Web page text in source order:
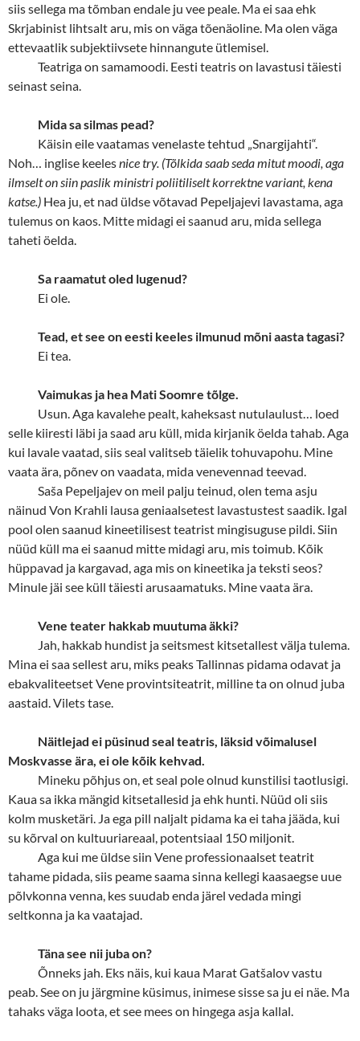
siis sellega ma tõmban endale ju vee peale. Ma ei saa ehk
Skrjabinist lihtsalt aru, mis on väga tõenäoline. Ma olen väga
ettevaatlik subjektiivsete hinnangute ütlemisel.
Teatriga on samamoodi. Eesti teatris on lavastusi täiesti
seinast seina.
Mida sa silmas pead?
Käisin eile vaatamas venelaste tehtud „Snargijahti“.
Noh… inglise keelesnice try. (Tõlkida saab seda mitut moodi, aga
ilmselt on siin paslik ministri poliitiliselt korrektne variant, kena
katse.) Hea ju, et nad üldse võtavad Pepeljajevi lavastama, aga
tulemus on kaos. Mitte midagi ei saanud aru, mida sellega
taheti öelda.
Sa raamatut oled lugenud?
Ei ole.
Tead, et see on eesti keeles ilmunud mõni aasta tagasi?
Ei tea.
Vaimukas ja hea Mati Soomre tõlge.
Usun. Aga kavalehe pealt, kaheksast nutulaulust… loed
selle kiiresti läbi ja saad aru küll, mida kirjanik öelda tahab. Aga
kui lavale vaatad, siis seal valitseb täielik tohuvapohu. Mine
vaata ära, põnev on vaadata, mida venevennad teevad.
Saša Pepeljajev on meil palju teinud, olen tema asju
näinud Von Krahli lausa geniaalsetest lavastustest saadik. Igal
pool olen saanud kineetilisest teatrist mingisuguse pildi. Siin
nüüd küll ma ei saanud mitte midagi aru, mis toimub. Kõik
hüppavad ja kargavad, aga mis on kineetika ja teksti seos?
Minule jäi see küll täiesti arusaamatuks. Mine vaata ära.
Vene teater hakkab muutuma äkki?
Jah, hakkab hundist ja seitsmest kitsetallest välja tulema.
Mina ei saa sellest aru, miks peaks Tallinnas pidama odavat ja
ebakvaliteetset Vene provintsiteatrit, milline ta on olnud juba
aastaid. Vilets tase.
Näitlejad ei püsinud seal teatris, läksid võimalusel
Moskvasse ära, ei ole kõik kehvad.
Mineku põhjus on, et seal pole olnud kunstilisi taotlusigi.
Kaua sa ikka mängid kitsetallesid ja ehk hunti. Nüüd oli siis
kolm musketäri. Ja ega pill naljalt pidama ka ei taha jääda, kui
su kõrval on kultuuriareaal, potentsiaal 150 miljonit.
Aga kui me üldse siin Vene professionaalset teatrit
tahame pidada, siis peame saama sinna kellegi kaasaegse uue
põlvkonna venna, kes suudab enda järel vedada mingi
seltkonna ja ka vaatajad.
Täna see nii juba on?
Õnneks jah. Eks näis, kui kaua Marat Gatšalov vastu
peab. See on ju järgmine küsimus, inimese sisse sa ju ei näe. Ma
tahaks väga loota, et see mees on hingega asja kallal.